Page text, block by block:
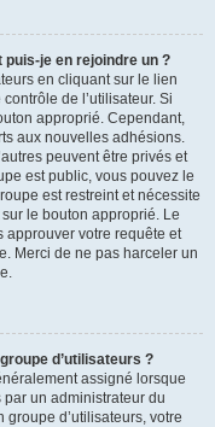
je en rejoindre un ?
en cliquant sur le lien
de l’utilisateur. Si
approprié. Cependant,
aux nouvelles adhésions.
peuvent être privés et
est public, vous pouvez le
est restreint et nécessite
le bouton approprié. Le
approuver votre requête et
Merci de ne pas harceler un
d’utilisateurs ?
assigné lorsque
par un administrateur du
groupe d’utilisateurs, votre